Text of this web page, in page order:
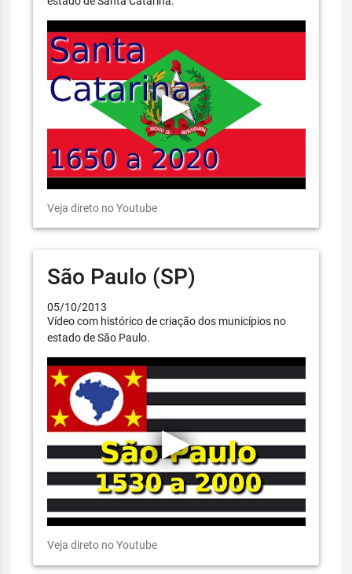
Veja direto no Youtube
São Paulo (SP)
05/10/2013
Vídeo com histórico de criação dos municípios no
estado de São Paulo.
Veja direto no Youtube